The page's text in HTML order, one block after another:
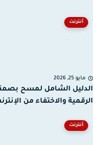
أنترنت
25, 2026
الشامل لمسح بصمتك
والاختفاء من الإنترنت.
أنترنت